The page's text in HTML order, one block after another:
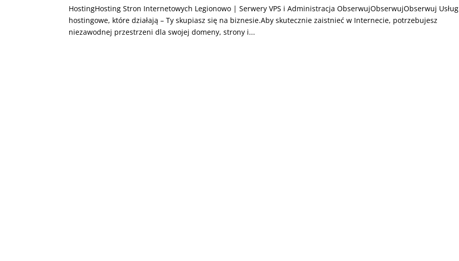
HostingHosting Stron Internetowych Legionowo | Serwery VPS i Administracja ObserwujObserwujObserwuj
hostingowe, które działają – Ty skupiasz się na biznesie.Aby skutecznie zaistnieć w Internecie, potrzebujesz
niezawodnej przestrzeni dla swojej domeny, strony i...